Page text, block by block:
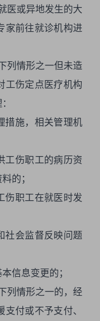
医或异地发生的大
家前往就诊机构进
列情形之一但未造
工伤定点医疗机构
措施，相关管理机
工伤职工的病历资
的；
伤职工在就医时发
社会监督反映问题
信息变更的；
列情形之一的，经
付或不予支付、